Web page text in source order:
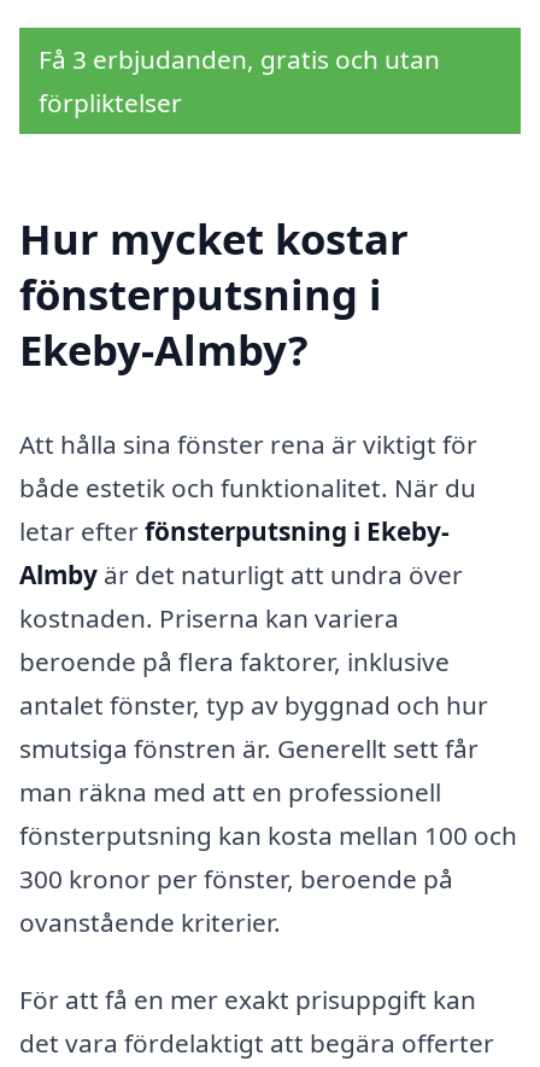
Få 3 erbjudanden, gratis och utan
förpliktelser
Hur mycket kostar
fönsterputsning i
Ekeby-Almby?
Att hålla sina fönster rena är viktigt för
både estetik och funktionalitet. När du
letar efterfönsterputsning i Ekeby-
Almby är det naturligt att undra över
kostnaden. Priserna kan variera
beroende på flera faktorer, inklusive
antalet fönster, typ av byggnad och hur
smutsiga fönstren är. Generellt sett får
man räkna med att en professionell
fönsterputsning kan kosta mellan 100 och
300 kronor per fönster, beroende på
ovanstående kriterier.
För att få en mer exakt prisuppgift kan
det vara fördelaktigt att begära offerter